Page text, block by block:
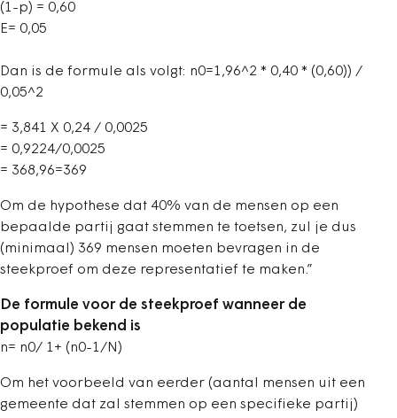
(1-p) = 0,60
E= 0,05
Dan is de formule als volgt: n0=1,96^2 * 0,40 * (0,60)) /
0,05^2
= 3,841 X 0,24 / 0,0025
= 0,9224/0,0025
= 368,96=369
Om de hypothese dat 40% van de mensen op een
bepaalde partij gaat stemmen te toetsen, zul je dus
(minimaal) 369 mensen moeten bevragen in de
steekproef om deze representatief te maken.”
De formule voor de steekproef wanneer de
populatie bekend is
n= n0/ 1+ (n0-1/N)
Om het voorbeeld van eerder (aantal mensen uit een
gemeente dat zal stemmen op een specifieke partij)